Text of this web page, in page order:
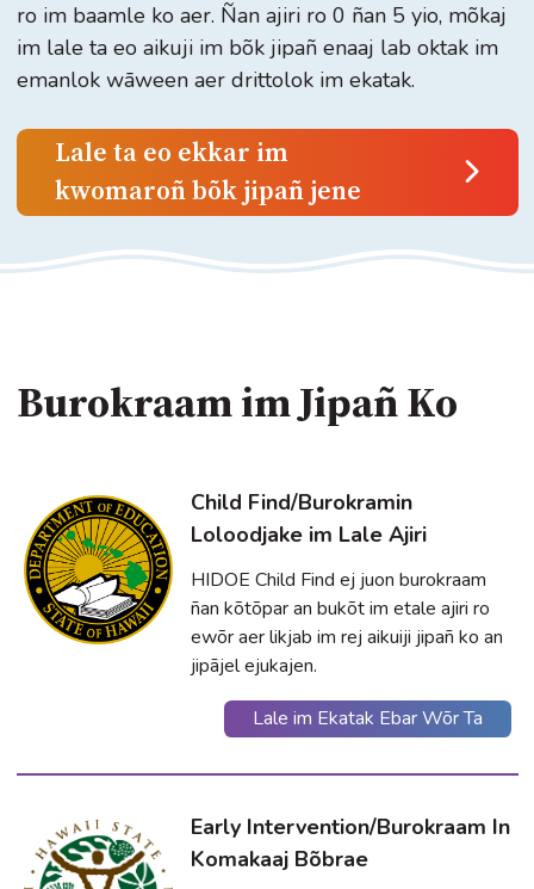
ro im baamle ko aer. Ñan ajiri ro 0 ñan 5 yio, mõkaj
im lale ta eo aikuji im bõk jipañ enaaj lab oktak im
emanlok wāween aer drittolok im ekatak.
Lale ta eo ekkar im
kwomaroñ bõk jipañ jene
Burokraam im Jipañ Ko
Child Find/Burokramin
Loloodjake im Lale Ajiri
Lale im Ekatak Ebar Wõr Ta
HIDOE Child Find ej juon burokraam
ñan kõtõpar an bukõt im etale ajiri ro
ewõr aer likjab im rej aikuiji jipañ ko an
jipājel ejukajen.
Early Intervention/Burokraam In
Komakaaj Bõbrae